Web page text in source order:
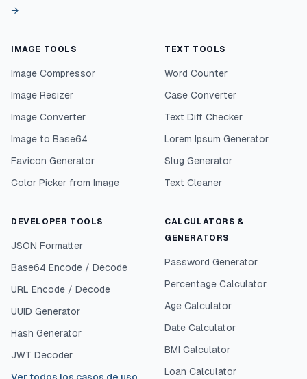
→
IMAGE TOOLS
Image Compressor
Image Resizer
Image Converter
Image to Base64
Favicon Generator
Color Picker from Image
TEXT TOOLS
Word Counter
Case Converter
Text Diff Checker
Lorem Ipsum Generator
Slug Generator
Text Cleaner
DEVELOPER TOOLS
JSON Formatter
Base64 Encode / Decode
URL Encode / Decode
UUID Generator
Hash Generator
JWT Decoder
CALCULATORS &
GENERATORS
Password Generator
Percentage Calculator
Age Calculator
Date Calculator
BMI Calculator
Loan Calculator